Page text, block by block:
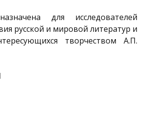
для исследователей
русской и мировой литератур и
творчеством А.П.